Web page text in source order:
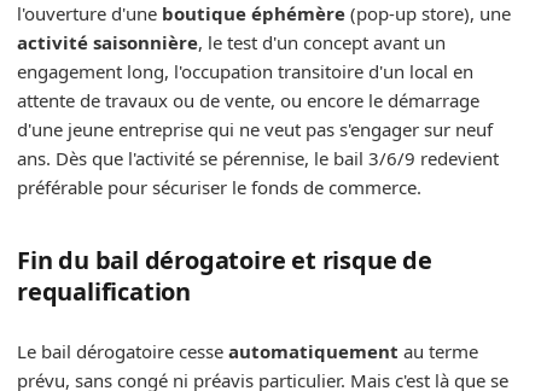
l'ouverture d'une boutique éphémère (pop-up store), une
activité saisonnière, le test d'un concept avant un
engagement long, l'occupation transitoire d'un local en
attente de travaux ou de vente, ou encore le démarrage
d'une jeune entreprise qui ne veut pas s'engager sur neuf
ans. Dès que l'activité se pérennise, le bail 3/6/9 redevient
préférable pour sécuriser le fonds de commerce.
Fin du bail dérogatoire et risque de
requalification
Le bail dérogatoire cesse automatiquement au terme
prévu, sans congé ni préavis particulier. Mais c'est là que se